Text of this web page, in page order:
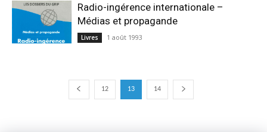
Radio-ingérence internationale –
Médias et propagande
Livres 1 août 1993
12 13 14